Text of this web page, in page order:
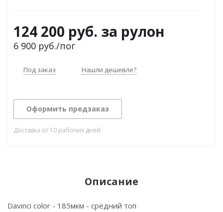
124 200 руб. за рулон
6 900 руб./пог
Под заказ Нашли дешевле?
Оформить предзаказ
Доставка от 10 рабочих дней
Описание
Davinci color - 185мкм - средний топ